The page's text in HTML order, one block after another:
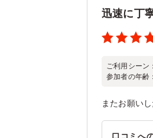
迅速に丁
ご利用シーン
参加者の年齢
またお願い